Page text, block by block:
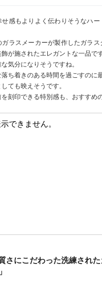
せ感もよりよく伝わりそうなハー
ガラスメーカーが製作したガラス
が施されたエレガントな一品です
気分になりそうですね。
ち着きのある時間を過ごすのに最
ても映えそうです。
刻印できる特別感も、おすすめ
さにこだわった洗練され